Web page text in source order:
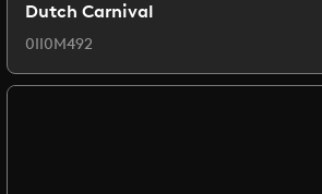
Dutch Carnival
0II0M492